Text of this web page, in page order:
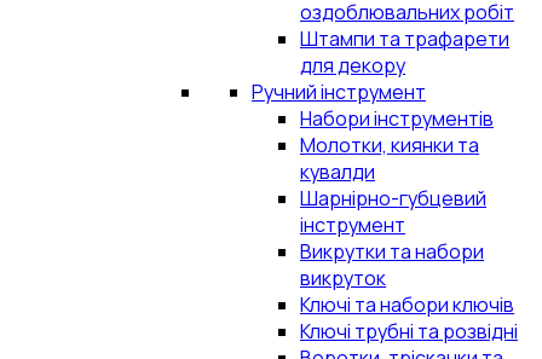
оздоблювальних робіт
Штампи та трафарети
для декору
Ручний інструмент
Набори інструментів
Молотки, киянки та
кувалди
Шарнірно-губцевий
інструмент
Викрутки та набори
викруток
Ключі та набори ключів
Ключі трубні та розвідні